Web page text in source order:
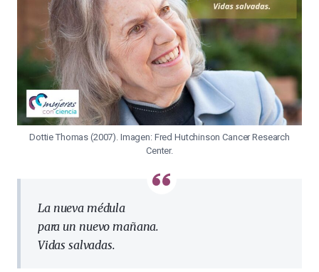
Dottie Thomas (2007). Imagen: Fred Hutchinson Cancer Research
Center.
La nueva médula
para un nuevo mañana.
Vidas salvadas.